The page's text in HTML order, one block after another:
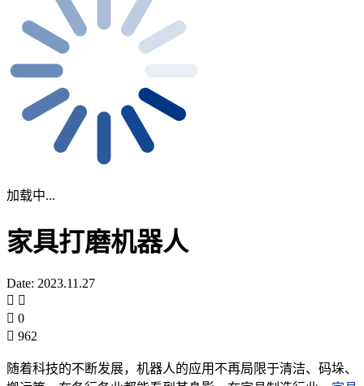
加载中...
家具打磨机器人
Date: 2023.11.27
0
962
随着科技的不断发展，机器人的应用不再局限于清洁、码垛、